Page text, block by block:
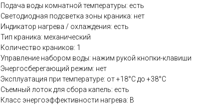
Подача воды комнатной температуры: есть
Светодиодная подсветка зоны краника: нет
Индикатор нагрева / охлаждения: есть
Тип краника: механический
Количество краников: 1
Управление набором воды: нажим рукой кнопки-клавиши
Энергосберегающий режим: нет
Эксплуатация при температуре: от +18°C до +38°C
Съемный лоток для сбора капель: есть
Класс энергоэффективности нагрева: B